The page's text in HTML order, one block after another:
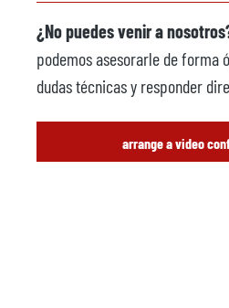
¿No puedes venir a
podemos asesorarle de forma
dudas técnicas y responder
arrange a video